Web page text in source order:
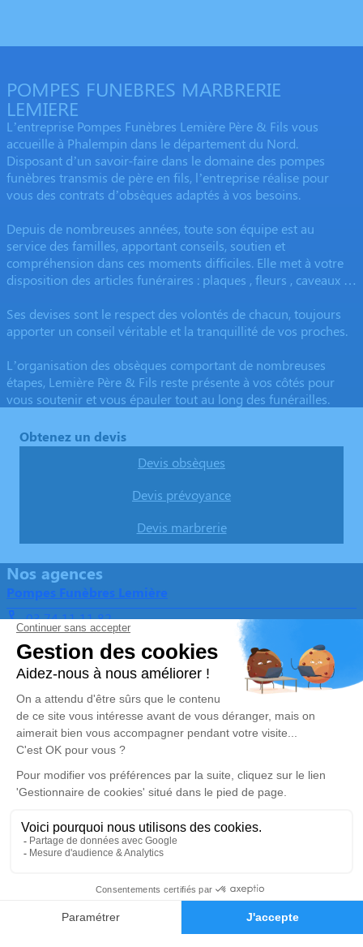
Demande de devis
POMPES FUNEBRES MARBRERIE
LEMIERE
L’entreprise Pompes Funèbres Lemière Père & Fils vous
accueille à Phalempin dans le département du Nord.
Disposant d’un savoir-faire dans le domaine des pompes
funèbres transmis de père en fils, l’entreprise réalise pour
vous des contrats d’obsèques adaptés à vos besoins.
Depuis de nombreuses années, toute son équipe est au
service des familles, apportant conseils, soutien et
compréhension dans ces moments difficiles. Elle met à votre
disposition des articles funéraires : plaques , fleurs , caveaux …
Ses devises sont le respect des volontés de chacun, toujours
apporter un conseil véritable et la tranquillité de vos proches.
L’organisation des obsèques comportant de nombreuses
étapes, Lemière Père & Fils reste présente à vos côtés pour
vous soutenir et vous épauler tout au long des funérailles.
Obtenez un devis
Devis obsèques
Devis prévoyance
Devis marbrerie
Nos agences
Pompes Funèbres Lemière
03 74 11 11 82
pflemiere@orange.fr
26, rue du Maréchal Foch – 59133 – Phalempin
4.7/5 – 34 avis
Pompes Funèbres & Marbrerie LEMIERE – SINGEZ
03 67 80 47 72
pflemiere@orange.fr
1, Route d’Estaires – 62840 – Lorgies
5/5 – 4 avis
Organiser des obsèques
Monuments funéraires
Avis de décès
Politique de traitement des données personnelles
Politique d’utilisation des cookies